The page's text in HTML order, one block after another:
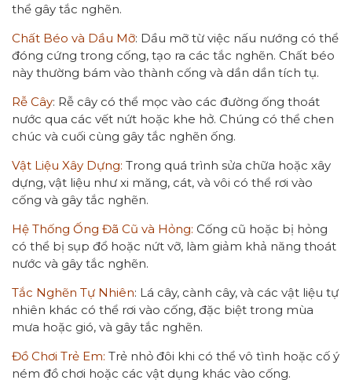
thể gây tắc nghẽn.
Chất Béo và Dầu Mỡ: Dầu mỡ từ việc nấu nướng có thể
đóng cứng trong cống, tạo ra các tắc nghẽn. Chất béo
này thường bám vào thành cống và dần dần tích tụ.
Rễ Cây: Rễ cây có thể mọc vào các đường ống thoát
nước qua các vết nứt hoặc khe hở. Chúng có thể chen
chúc và cuối cùng gây tắc nghẽn ống.
Vật Liệu Xây Dựng: Trong quá trình sửa chữa hoặc xây
dựng, vật liệu như xi măng, cát, và vôi có thể rơi vào
cống và gây tắc nghẽn.
Hệ Thống Ống Đã Cũ và Hỏng: Cống cũ hoặc bị hỏng
có thể bị sụp đổ hoặc nứt vỡ, làm giảm khả năng thoát
nước và gây tắc nghẽn.
Tắc Nghẽn Tự Nhiên: Lá cây, cành cây, và các vật liệu tự
nhiên khác có thể rơi vào cống, đặc biệt trong mùa
mưa hoặc gió, và gây tắc nghẽn.
Đồ Chơi Trẻ Em: Trẻ nhỏ đôi khi có thể vô tình hoặc cố ý
ném đồ chơi hoặc các vật dụng khác vào cống.